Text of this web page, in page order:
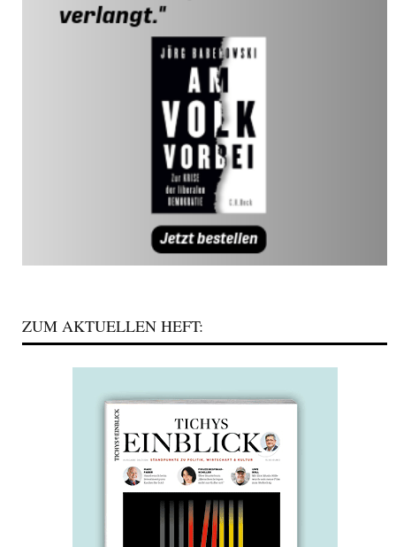
ZUM AKTUELLEN HEFT: